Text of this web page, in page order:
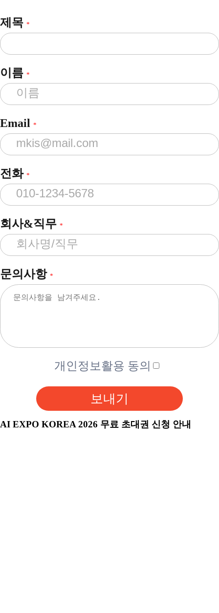
제목 *
이름 *
Email *
전화 *
회사&직무 *
문의사항 *
개인정보활용 동의
보내기
AI EXPO KOREA 2026 무료 초대권 신청 안내